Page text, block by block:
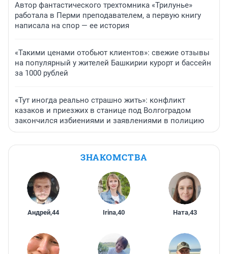
Автор фантастического трехтомника «Трилунье»
работала в Перми преподавателем, а первую книгу
написала на спор — ее история
«Такими ценами отобьют клиентов»: свежие отзывы
на популярный у жителей Башкирии курорт и бассейн
за 1000 рублей
«Тут иногда реально страшно жить»: конфликт
казаков и приезжих в станице под Волгоградом
закончился избиениями и заявлениями в полицию
ЗНАКОМСТВА
Андрей,44 Irina,40 Ната,43